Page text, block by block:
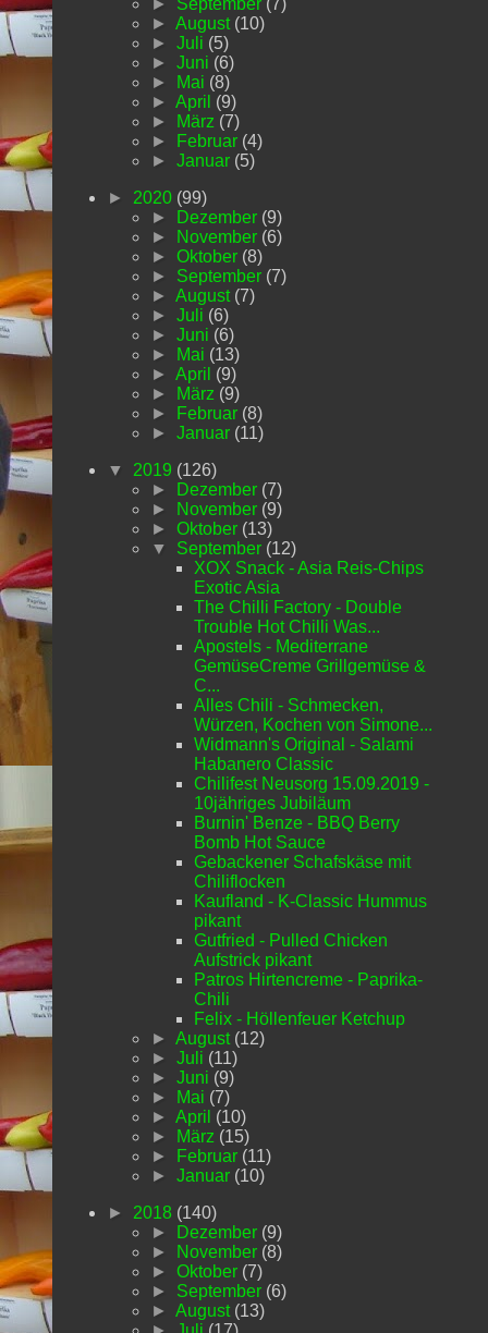
► September (7)
► August (10)
► Juli (5)
► Juni (6)
►
Mai (8)
► April (9)
►
März (7)
►
Februar (4)
► Januar (5)
► 2020 (99)
►
Dezember (9)
►
November (6)
► Oktober (8)
► September (7)
► August (7)
► Juli (6)
► Juni (6)
►
Mai (13)
► April (9)
►
März (9)
►
Februar (8)
► Januar (11)
▼ 2019 (126)
►
Dezember (7)
►
November (9)
► Oktober (13)
▼ September (12)
XOX Snack - Asia Reis-Chips
Exotic Asia
The Chilli Factory - Double
Trouble Hot Chilli Was...
Apostels - Mediterrane
GemüseCreme Grillgemüse &
C...
Alles Chili - Schmecken,
Würzen, Kochen von Simone...
Widmann's Original - Salami
Habanero Classic
Chilifest Neusorg 15.09.2019 -
10jähriges Jubiläum
Burnin' Benze - BBQ Berry
Bomb Hot Sauce
Gebackener Schafskäse mit
Chiliflocken
Kaufland - K-Classic Hummus
pikant
Gutfried - Pulled Chicken
Aufstrick pikant
Patros Hirtencreme - Paprika-
Chili
Felix - Höllenfeuer Ketchup
► August (12)
► Juli (11)
► Juni (9)
►
Mai (7)
► April (10)
►
März (15)
►
Februar (11)
► Januar (10)
► 2018 (140)
►
Dezember (9)
►
November (8)
► Oktober (7)
► September (6)
► August (13)